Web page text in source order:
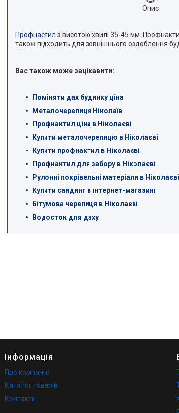
Опис
Профнастил з висотою хвилі 35-45 мм.
також підходить для зовнішнього оздоблення
Вас також може зацікавити:
Поміняти дах будинку ціна
Металочерепиця Ніколаїв
Профнактил ціна в Ніколаєві
Купити металочерепицю в Ніколаєві
Купити профнактил в Ніколаєві
Профнактил для забору в Ніколаєві
Рулонні покрівельні матеріали в Ніколаєві
Купити сайдинг в інтернет-магазині
Бітумова черепиця в Ніколаєві
Водосток для даху
Інформація
Про компанію
Каталог товарів
Контакти